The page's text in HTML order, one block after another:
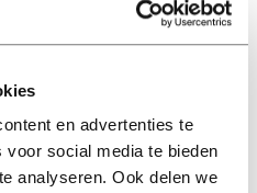
en advertenties te
social media te bieden
analyseren. Ook delen we